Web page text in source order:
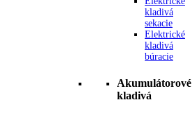
kladivá
sekacie
Elektrické
kladivá
búracie
Akumulátorové
kladivá